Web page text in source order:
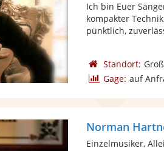
Ich bin Euer
kompakter
pünktlich,
Standort:
Gage: auf
Norman
Einzelmusiker,